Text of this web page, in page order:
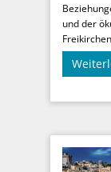
und der